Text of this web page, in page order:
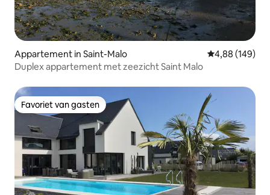
Appartement in Saint-Malo Gemiddelde
4,88 (149)
Duplex appartement met zeezicht Saint Malo
Favoriet van gasten
Favoriet van gasten